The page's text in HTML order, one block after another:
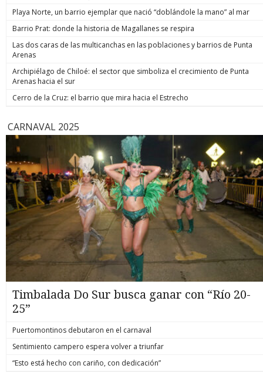
una de
uno de
Playa Norte, un barrio ejemplar que nació “doblándole la mano” al mar
Barrio Prat: donde la historia de Magallanes se respira
Las dos caras de las multicanchas en las poblaciones y barrios de Punta
Arenas
Archipiélago de Chiloé: el sector que simboliza el crecimiento de Punta
Arenas hacia el sur
Cerro de la Cruz: el barrio que mira hacia el Estrecho
CARNAVAL 2025
Timbalada Do Sur busca ganar con “Río 20-
25”
Puertomontinos debutaron en el carnaval
Sentimiento campero espera volver a triunfar
“Esto está hecho con cariño, con dedicación”